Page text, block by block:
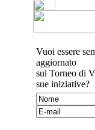
Vuoi essere
aggiornato
sul Torneo di
sue iniziative?